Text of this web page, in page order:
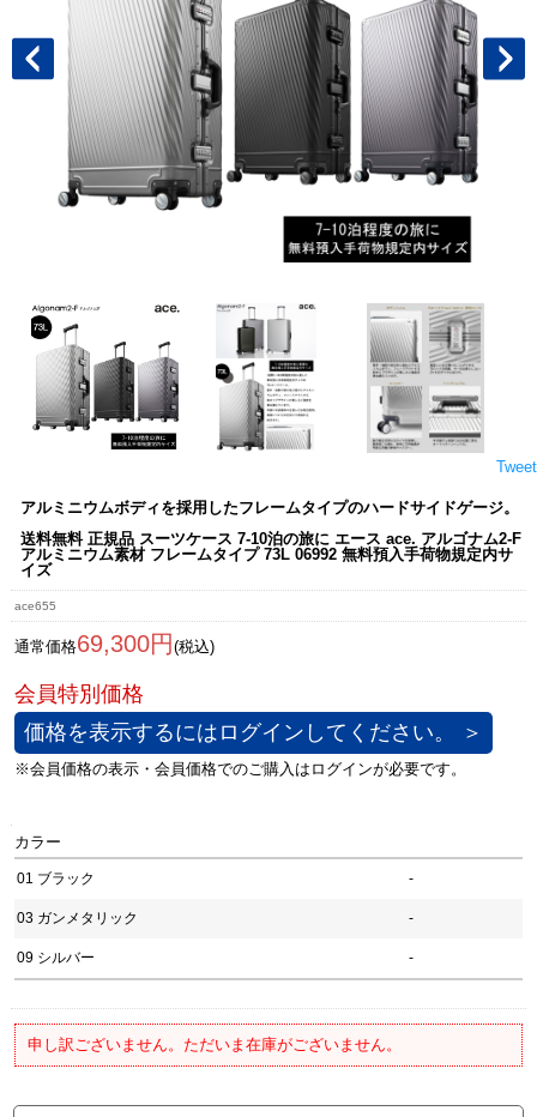
Tweet
アルミニウムボディを採用したフレームタイプのハードサイドゲージ。
送料無料 正規品 スーツケース 7-10泊の旅に エース ace. アルゴナム2-F
アルミニウム素材 フレームタイプ 73L 06992 無料預入手荷物規定内サ
イズ
ace655
通常価格69,300円 (税込)
価格を表示するにはログインしてください。 ＞
カラー
01 ブラック -
03 ガンメタリック -
09 シルバー -
申し訳ございません。ただいま在庫がございません。